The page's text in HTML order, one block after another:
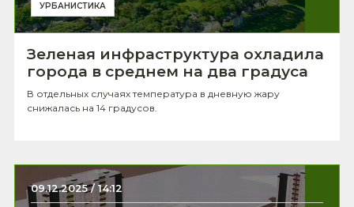
УРБАНИСТИКА
Зеленая инфраструктура охладила
города в среднем на два градуса
В отдельных случаях температура в дневную жару
снижалась на 14 градусов.
09.12.2025 / 14:12